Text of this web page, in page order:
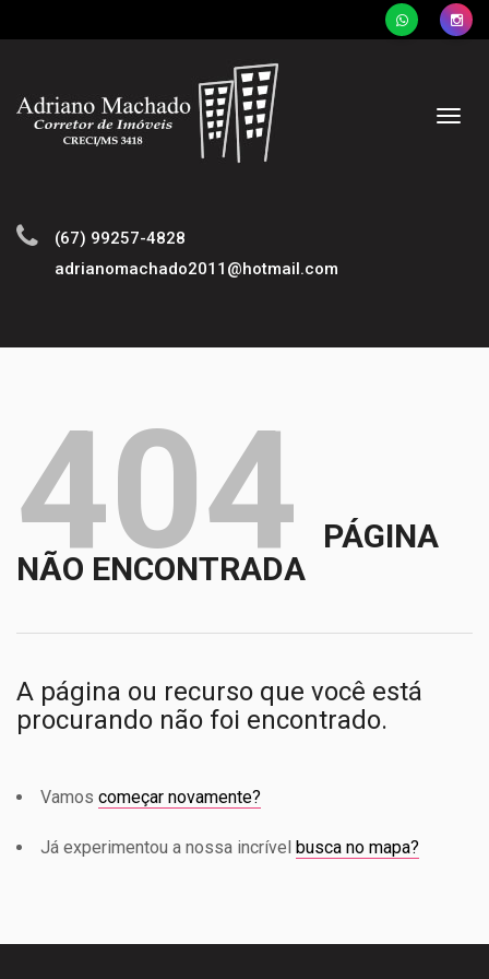
(67) 99257-4828
adrianomachado2011@hotmail.com
404
PÁGINA
NÃO ENCONTRADA
A página ou recurso que você está
procurando não foi encontrado.
Vamos começar novamente?
Já experimentou a nossa incrível busca no mapa?